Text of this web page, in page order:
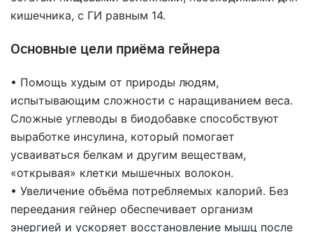
кишечника, с ГИ равным 14.
Основные цели приёма гейнера
• Помощь худым от природы людям,
испытывающим сложности с наращиванием веса.
Сложные углеводы в биодобавке способствуют
выработке инсулина, который помогает
усваиваться белкам и другим веществам,
«открывая» клетки мышечных волокон.
• Увеличение объёма потребляемых калорий. Без
переедания гейнер обеспечивает организм
энергией и ускоряет восстановление мышц после